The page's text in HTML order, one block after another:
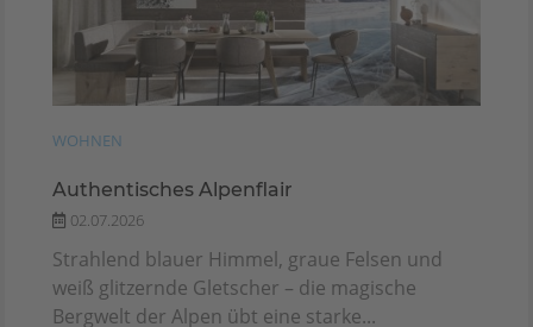
WOHNEN
Authentisches Alpenflair
02.07.2026
Strahlend blauer Himmel, graue Felsen und
weiß glitzernde Gletscher – die magische
Bergwelt der Alpen übt eine starke...